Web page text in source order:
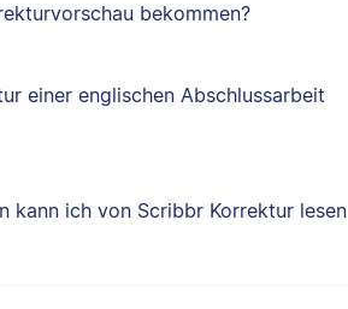
bekommen?
einer englischen Abschlussarbeit
kann ich von Scribbr Korrektur lesen